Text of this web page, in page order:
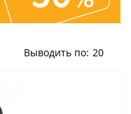
Выводить по: 20